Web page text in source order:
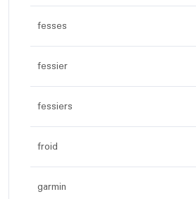
fesses
fessier
fessiers
froid
garmin